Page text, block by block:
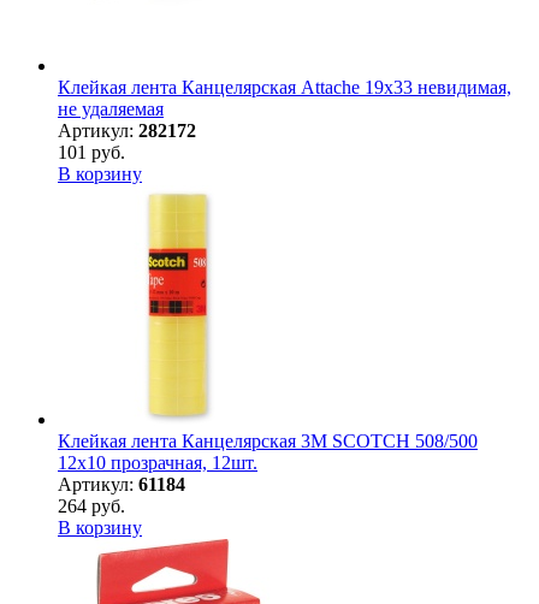
Клейкая лента Канцелярская Attache 19x33 невидимая,
не удаляемая
Артикул: 282172
101 руб.
В корзину
Клейкая лента Канцелярская 3M SCOTCH 508/500
12х10 прозрачная, 12шт.
Артикул: 61184
264 руб.
В корзину